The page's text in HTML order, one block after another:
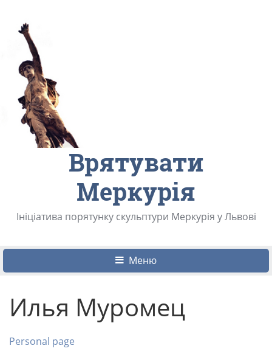
Врятувати
Меркурія
Ініціатива порятунку скульптури Меркурія у Львові
Меню
Илья Муромец
Personal page